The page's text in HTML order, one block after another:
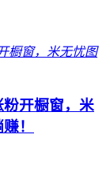
开橱窗，米
！